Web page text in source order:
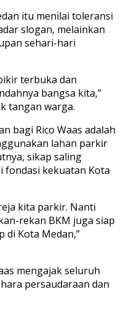
itu menilai toleransi
slogan, melainkan
sehari-hari
terbuka dan
bangsa kita,”
tangan warga.
bagi Rico Waas adalah
lahan parkir
sikap saling
fondasi kekuatan Kota
kita parkir. Nanti
rekan BKM juga siap
di Kota Medan,”
mengajak seluruh
persaudaraan dan